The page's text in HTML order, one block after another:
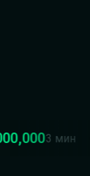
3 мин